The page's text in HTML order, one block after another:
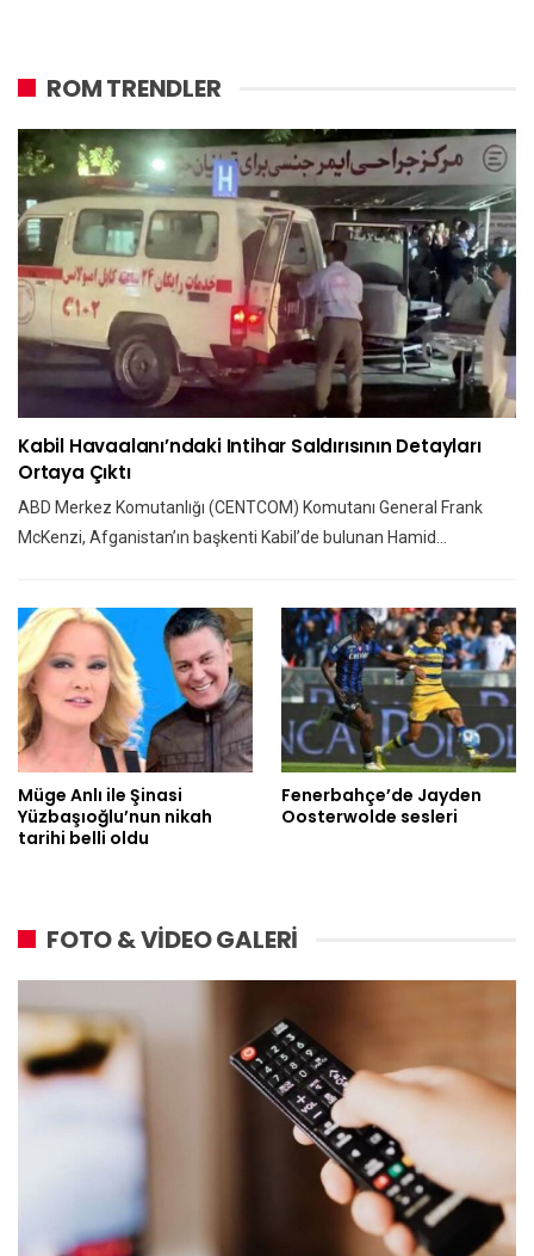
ROM TRENDLER
Kabil Havaalanı’ndaki Intihar Saldırısının Detayları
Ortaya Çıktı
ABD Merkez Komutanlığı (CENTCOM) Komutanı General Frank
McKenzi, Afganistan’ın başkenti Kabil’de bulunan Hamid…
Müge Anlı ile Şinasi
Yüzbaşıoğlu’nun nikah
tarihi belli oldu
Fenerbahçe’de Jayden
Oosterwolde sesleri
FOTO & VİDEO GALERİ